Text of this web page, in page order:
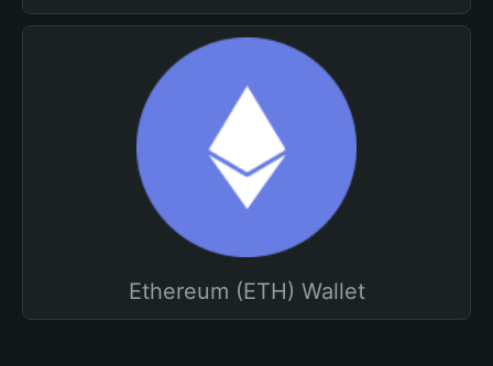
Ethereum (ETH) Wallet